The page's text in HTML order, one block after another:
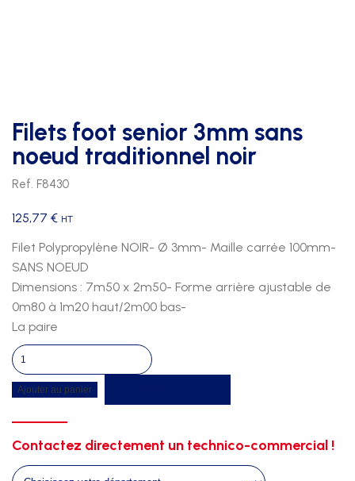
Filets foot senior 3mm sans
noeud traditionnel noir
Ref. F8430
125,77 € HT
Filet Polypropylène NOIR- Ø 3mm- Maille carrée 100mm-
SANS NOEUD
Dimensions : 7m50 x 2m50- Forme arrière ajustable de
0m80 à 1m20 haut/2m00 bas-
La paire
quantité
de
Filets
3mm
sans
Ajouter au panier
Contactez directement un technico-commercial !